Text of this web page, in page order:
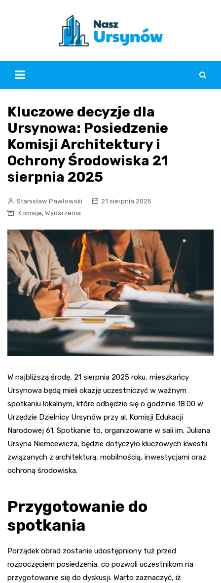
Kluczowe decyzje dla
Ursynowa: Posiedzenie
Komisji Architektury i
Ochrony Środowiska 21
sierpnia 2025
Stanisław Pawłowski
21 sierpnia 2025
Komisje, Wydarzenia
W najbliższą środę, 21 sierpnia 2025 roku, mieszkańcy
Ursynowa będą mieli okazję uczestniczyć w ważnym
spotkaniu lokalnym, które odbędzie się o godzinie 18:00 w
Urzędzie Dzielnicy Ursynów przy al. Komisji Edukacji
Narodowej 61. Spotkanie to, organizowane w sali im. Juliana
Ursyna Niemcewicza, będzie dotyczyło kluczowych kwestii
związanych z architekturą, mobilnością, inwestycjami oraz
ochroną środowiska.
Przygotowanie do
spotkania
Porządek obrad zostanie udostępniony tuż przed
rozpoczęciem posiedzenia, co pozwoli uczestnikom na
przygotowanie się do dyskusji. Warto zaznaczyć, iż